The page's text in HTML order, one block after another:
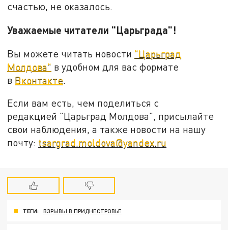
счастью, не оказалось.
Уважаемые читатели "Царьграда"!
Вы можете читать новости "Царьград
Молдова" в удобном для вас формате
в Вконтакте
Если вам есть, чем поделиться с
редакцией "Царьград Молдова", присылайте
свои наблюдения, а также новости на нашу
почту: tsargrad.moldova@yandex.ru
ТЕГИ: ВЗРЫВЫ В ПРИДНЕСТРОВЬЕ